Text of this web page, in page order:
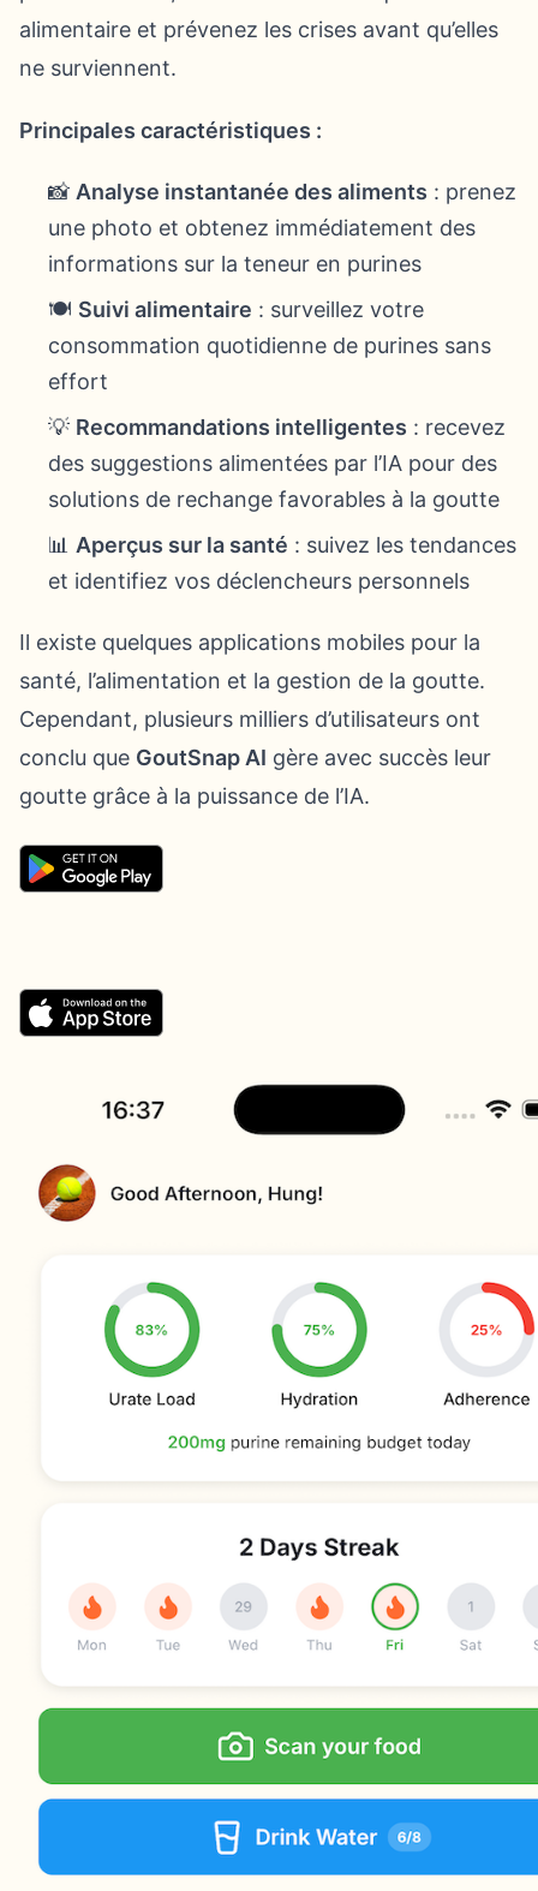
alimentaire et prévenez les crises avant qu’elles
ne surviennent.
Principales caractéristiques :
📸 Analyse instantanée des aliments : prenez
une photo et obtenez immédiatement des
informations sur la teneur en purines
🍽️ Suivi alimentaire : surveillez votre
consommation quotidienne de purines sans
effort
💡 Recommandations intelligentes : recevez
des suggestions alimentées par l’IA pour des
solutions de rechange favorables à la goutte
📊 Aperçus sur la santé : suivez les tendances
et identifiez vos déclencheurs personnels
Il existe quelques applications mobiles pour la
santé, l’alimentation et la gestion de la goutte.
Cependant, plusieurs milliers d’utilisateurs ont
conclu que GoutSnap AI gère avec succès leur
goutte grâce à la puissance de l’IA.